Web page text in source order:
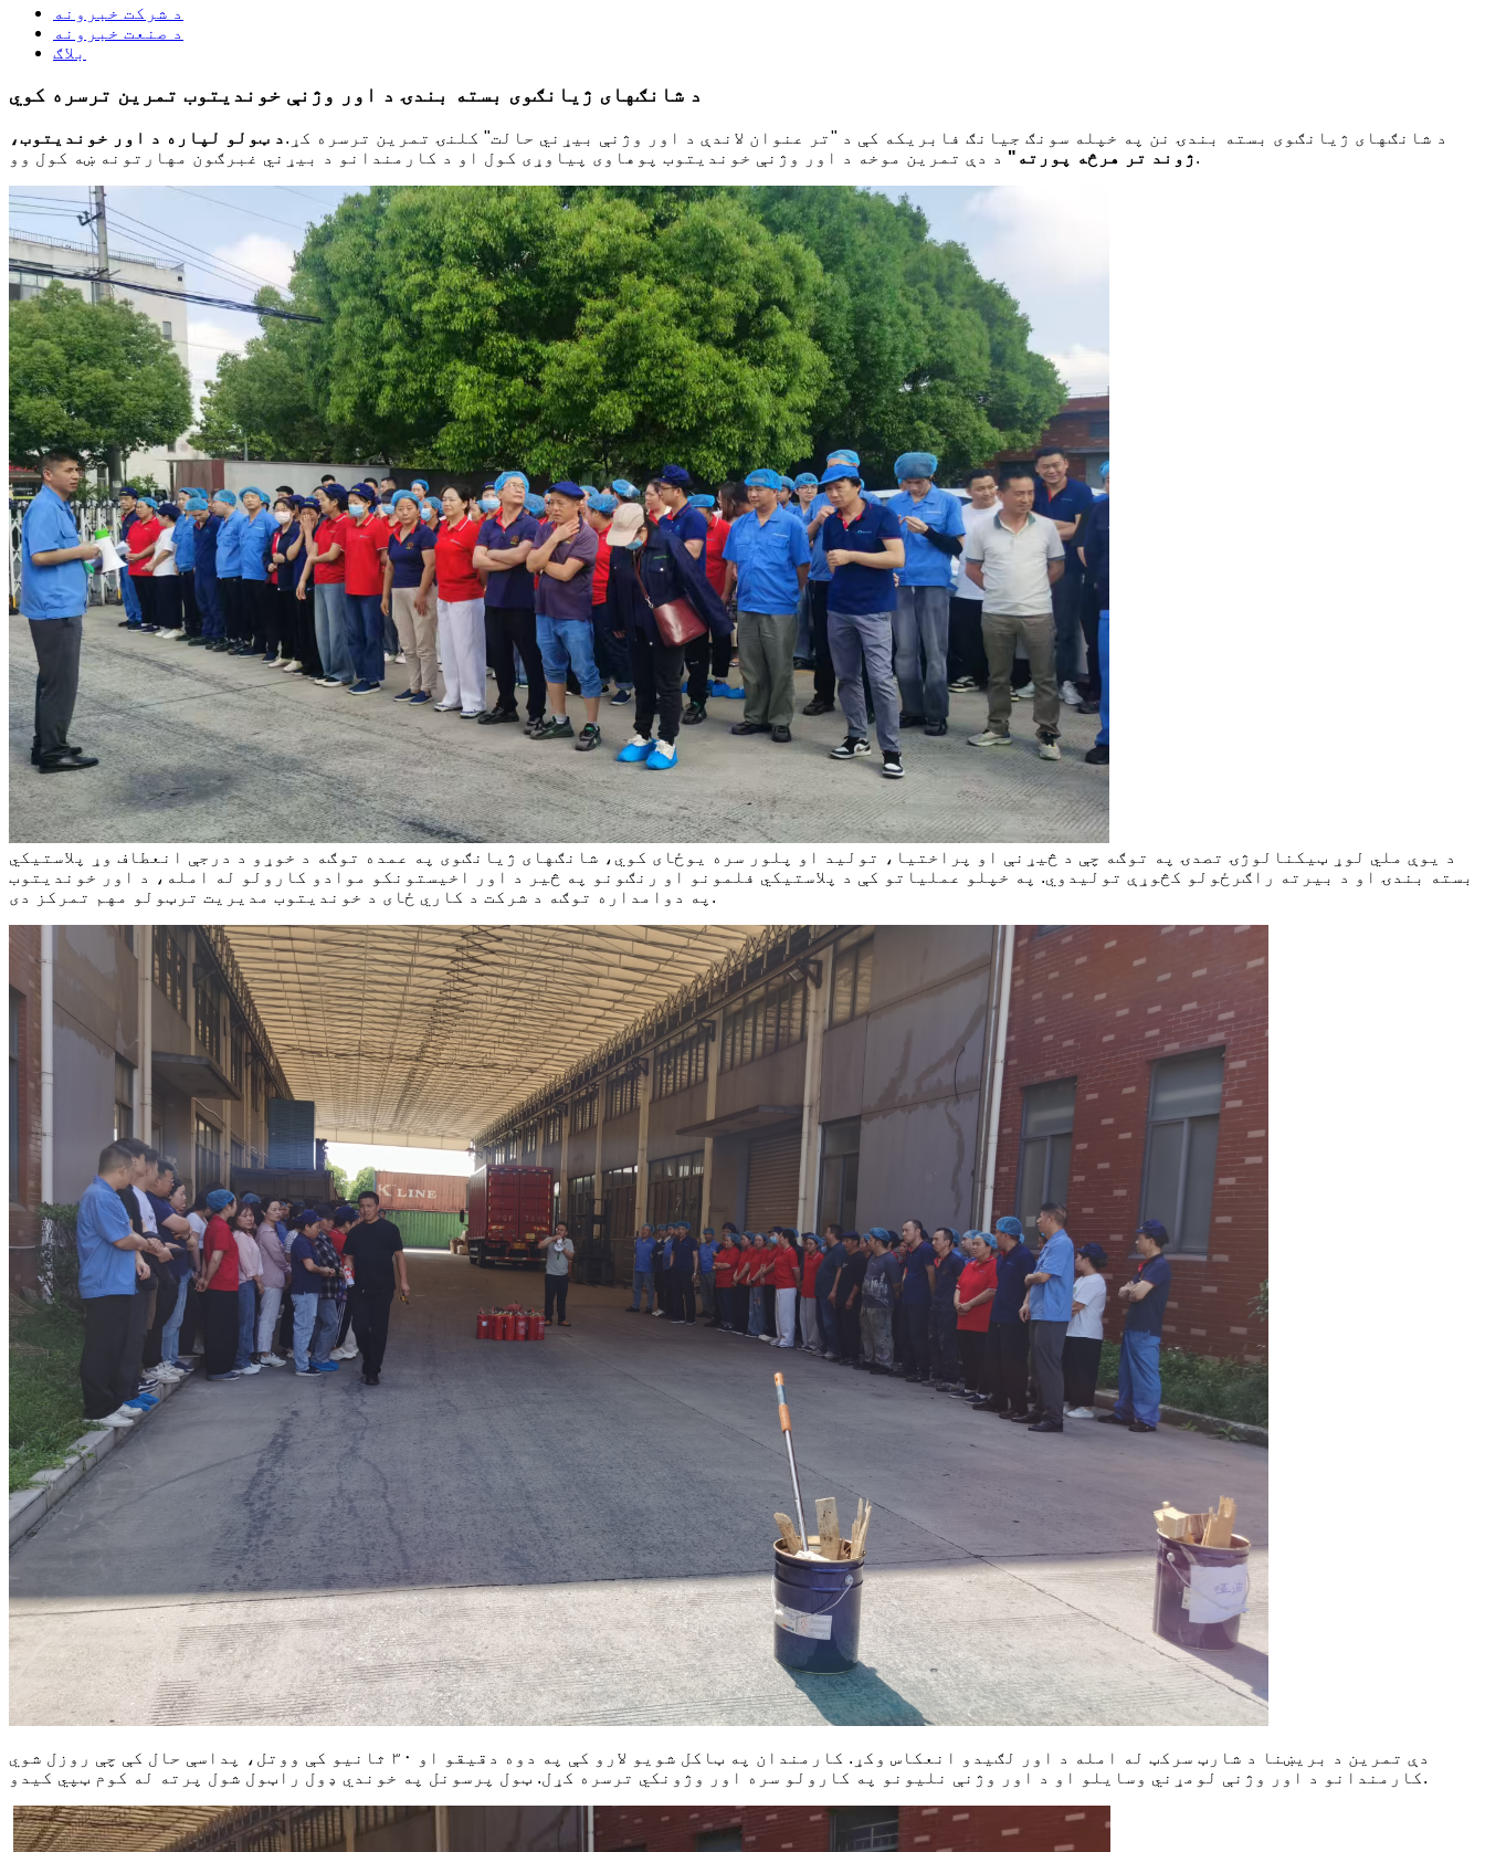
د شرکت خبرونه
د صنعت خبرونه
بلاګ
د شانګهای ژیانګوی بسته بندۍ د اور وژنې خوندیتوب تمرین ترسره کوي
د شانګهای ژیانګوی بسته بندۍ نن په خپله سونګ جیانګ فابریکه کې د "تر عنوان لاندې د اور وژنې بیړني حالت" کلنۍ تمرین ترسره کړ.د ټولو لپاره د اور خوندیتوب،
ژوند تر هرڅه پورته " د دې تمرین موخه د اور وژنې خوندیتوب پوهاوی پیاوړی کول او د کارمندانو د بیړني غبرګون مهارتونه ښه کول وو.
د یوې ملي لوړ ټیکنالوژۍ تصدۍ په توګه چې د څیړنې او پراختیا، تولید او پلور سره یوځای کوي، شانګهای ژیانګوی په عمده توګه د خوړو د درجې انعطاف وړ پلاستيکي
بسته بندۍ او د بیرته راګرځولو کڅوړې تولیدوي. په خپلو عملیاتو کې د پلاستيکي فلمونو او رنګونو په څیر د اور اخیستونکو موادو کارولو له امله، د اور خوندیتوب
په دوامداره توګه د شرکت د کاري ځای د خوندیتوب مدیریت ترټولو مهم تمرکز دی.
دې تمرین د بریښنا د شارټ سرکټ له امله د اور لګیدو انعکاس وکړ. کارمندان په ټاکل شویو لارو کې په دوه دقیقو او ۳۰ ثانیو کې ووتل، پداسې حال کې چې روزل شوي
کارمندانو د اور وژنې لومړني وسایلو او د اور وژنې نلیونو په کارولو سره اور وژونکي ترسره کړل. ټول پرسونل په خوندي ډول راټول شول پرته له کوم ټپي کیدو.